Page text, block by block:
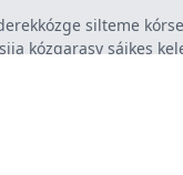
silteme
kózqarasy sáikes